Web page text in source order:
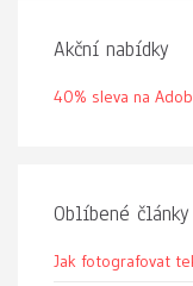
Akční nabídky
40% sleva na
Oblíbené články
Jak fotografovat